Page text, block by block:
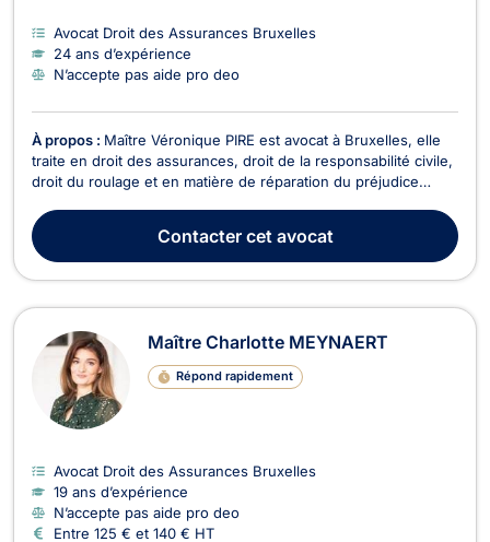
Avocat Droit des Assurances Bruxelles
24 ans d’expérience
N’accepte pas aide pro deo
À propos : Maître Véronique PIRE est avocat à Bruxelles, elle
traite en droit des assurances, droit de la responsabilité civile,
droit du roulage et en matière de réparation du préjudice
droit des assurances tel que l’assurance des responsabilités,
l’assurance des acciden...
Contactercet avocat
Maître Charlotte MEYNAERT
Répond rapidement
Avocat Droit des Assurances Bruxelles
19 ans d’expérience
N’accepte pas aide pro deo
Entre 125 € et 140 € HT